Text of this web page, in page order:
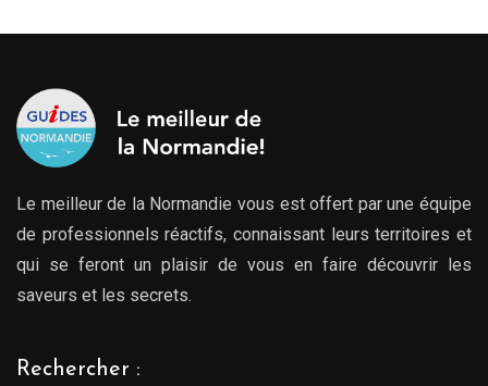
Le meilleur de la Normandie vous est offert par une équipe
de professionnels réactifs, connaissant leurs territoires et
qui se feront un plaisir de vous en faire découvrir les
saveurs et les secrets.
Rechercher :